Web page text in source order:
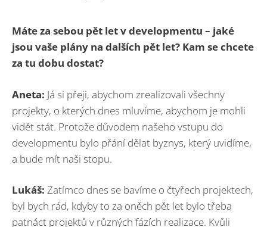
Máte za sebou pět let v developmentu – jaké
jsou vaše plány na dalších pět let? Kam se chcete
za tu dobu dostat?
Aneta: Já si přeji, abychom zrealizovali všechny
projekty, o kterých dnes mluvíme, abychom je mohli
vidět stát. Protože důvodem našeho vstupu do
developmentu bylo přání dělat byznys, který uvidíme,
a bude mít naši stopu.
Lukáš: Zatímco dnes se bavíme o čtyřech projektech,
byl bych rád, kdyby to za oněch pět let bylo třeba
patnáct projektů v různých fázích realizace. Kvůli